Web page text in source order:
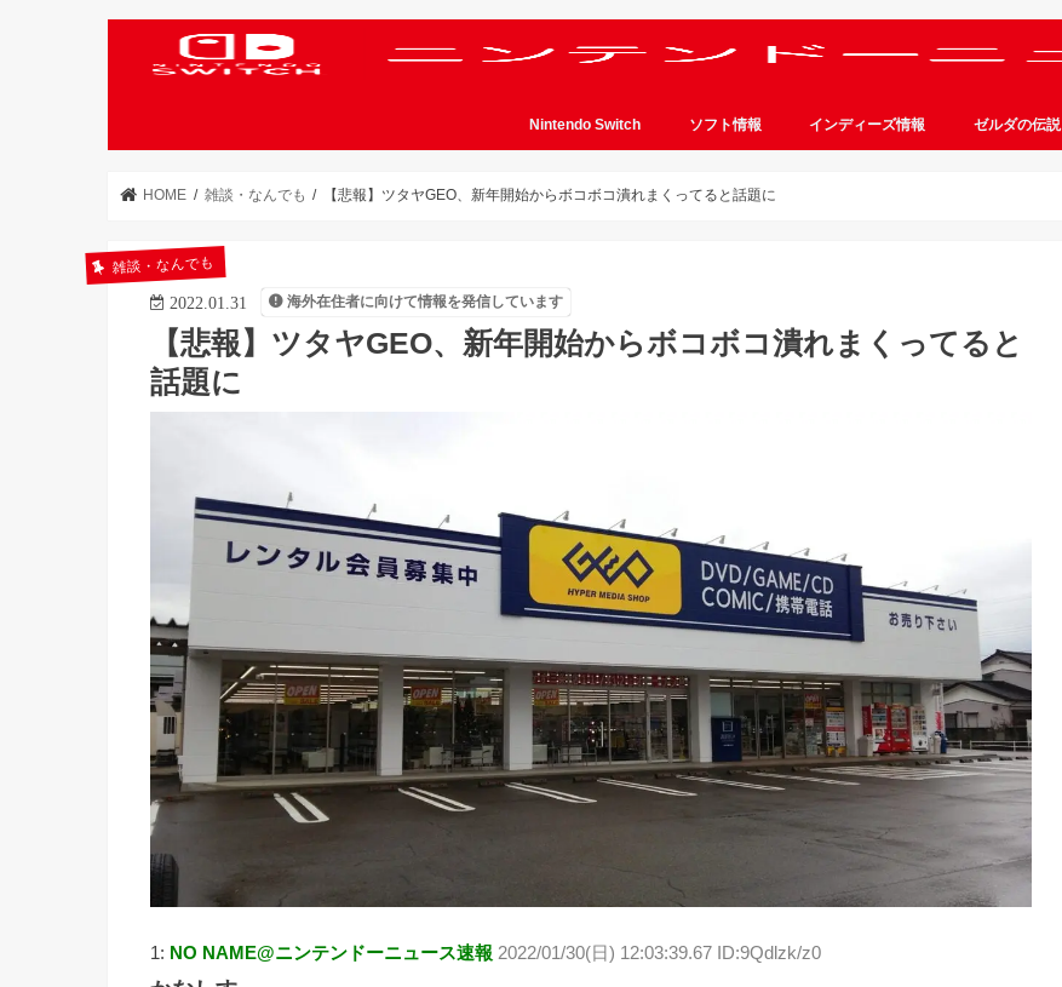
Nintendo Switch ソフト情報 インディーズ情報 ゼルダの伝説
HOME 雑談・なんでも 【悲報】ツタヤGEO、新年開始からボコボコ潰れまくってると話題に
雑談・なんでも
2022.01.31 海外在住者に向けて情報を発信しています
【悲報】ツタヤGEO、新年開始からボコボコ潰れまくってると
話題に
1: NO NAME@ニンテンドーニュース速報 2022/01/30(日) 12:03:39.67 ID:9Qdlzk/z0